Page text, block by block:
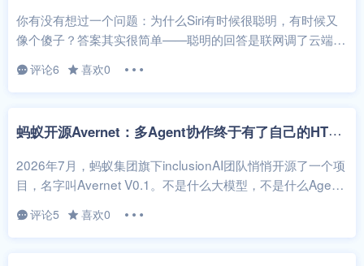
你有没有想过一个问题：为什么Siri有时候很聪明，有时候又
像个傻子？答案其实很简单——聪明的回答是联网调了云端大
评论6 喜欢0
蚂
蚁开源Avernet：多Agent协作终于有了自己的HTTP协议
2026年7月，蚂蚁集团旗下inclusionAI团队悄悄开源了一个项
目，名字叫Avernet V0.1。不是什么大模型，不是什么Agen
评论5 喜欢0